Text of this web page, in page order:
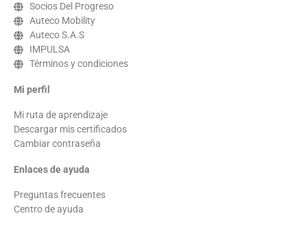
Socios Del Progreso
Auteco Mobility
Auteco S.A.S
IMPULSA
Términos y condiciones
Mi perfil
Mi ruta de aprendizaje
Descargar mis certificados
Cambiar contraseña
Enlaces de ayuda
Preguntas frecuentes
Centro de ayuda